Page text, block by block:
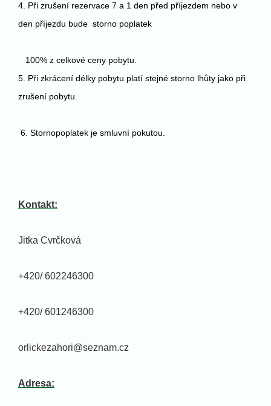
4. Při zrušení rezervace 7 a 1 den před příjezdem nebo v
den příjezdu bude storno poplatek
100% z celkové ceny pobytu.
5. Při zkrácení délky pobytu platí stejné storno lhůty jako při
zrušení pobytu.
6. Stornopoplatek je smluvní pokutou.
Kontakt:
Jitka Cvrčková
+420/ 602246300
+420/ 601246300
orlickezahori@seznam.cz
Adresa: